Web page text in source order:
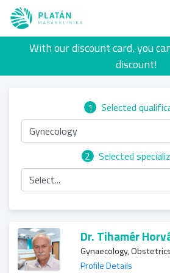
With our discount card, you
discount!
1 Selected
Gynecology
2
Selected
Select...
Dr. Tihamér
Gynaecology,
Profile Details